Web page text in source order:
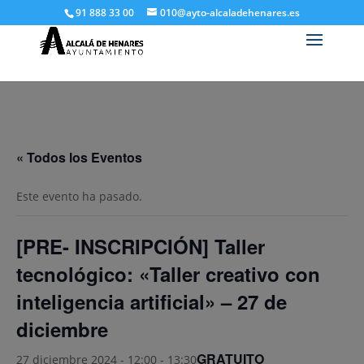
91 888 33 00 010@ayto-alcaladehenares.es
« Todos los Eventos
Este evento ha pasado.
[PRE- INSCRIPCIÓN] Taller
tecnológico: «Taller creativo con
inteligencia artificial» – 27 de
diciembre
27 diciembre 2024 - 12:00 - 13:30GRATUITO